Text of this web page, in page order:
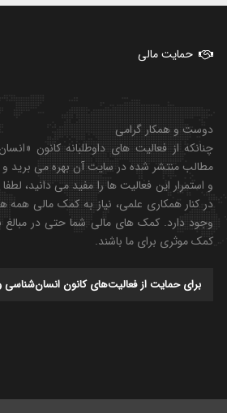
حمایت مالی
دوست و همکار گرامی
چنانکه از فعالیت های داوطلبانه کانون
مطالب منتشر شده در سایت آن بهره می برید و
و استمرار این فعالیت ها را مفید می دانید،
در کنار همکاری علمی، نیاز به کمک مالی همه
وجود دارد. کمک های مالی شما حتی در مبالغ
کمک موثری برای ما باشند.
برای حمایت از فعالیت‌های کانون